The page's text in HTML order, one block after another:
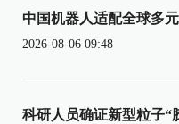
中国机器人适配全球多
2026-08-06 09:48
科研人员确证新型粒子“